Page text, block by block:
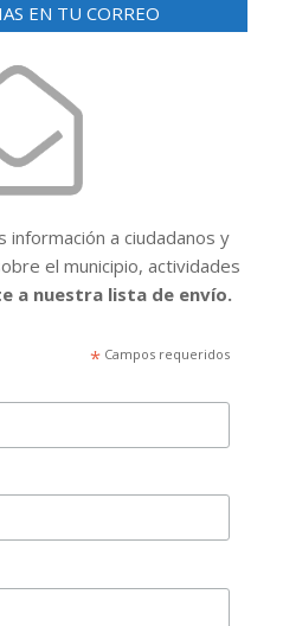
EN TU CORREO
información a ciudadanos y
el municipio, actividades
a nuestra lista de envío.
*Campos requeridos